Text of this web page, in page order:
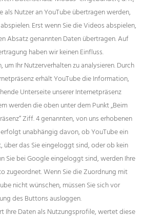
als Nutzer an YouTube übertragen werden,
Erst wenn Sie die Videos abspielen,
Absatz genannten Daten übertragen. Auf
haben wir keinen Einfluss.
Ihr Nutzerverhalten zu analysieren. Durch
erhält YouTube die Information,
Unterseite unserer Internetpräsenz
werden die oben unter dem Punkt „Beim
Ziff. 4 genannten, von uns erhobenen
unabhängig davon, ob YouTube ein
das Sie eingeloggt sind, oder ob kein
Sie bei Google eingeloggt sind, werden Ihre
zugeordnet. Wenn Sie die Zuordnung mit
nicht wünschen, müssen Sie sich vor
des Buttons auslоggen.
Ihre Daten als Nutzungsprofile, wertet diese